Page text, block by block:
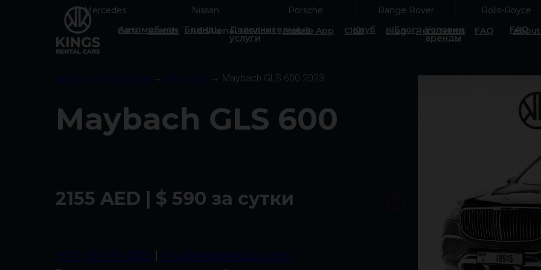
Автомобили Бренды Дополнительные
услуги
Клуб Блог Условия
аренды
FAQ
Additional services
Cars Brands Club Blog FAQ
Rent terms
Mobile App
Mercedes Rolls-Royce
Nissan Range Rover
Porsche
Mercedes Rolls-Royce
Nissan Range Rover
Porsche
Maybach GLS 600
2155 AED | $ 590 за сутки
Аренда автомобилей → Mercedes → Maybach GLS 600 2023
+971 55 159 4820 | Info@kingsrentcars.com